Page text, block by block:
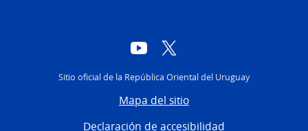
YouTube
Sitio oficial de la República Oriental del Uruguay
Mapa del sitio
Declaración de accesibilidad